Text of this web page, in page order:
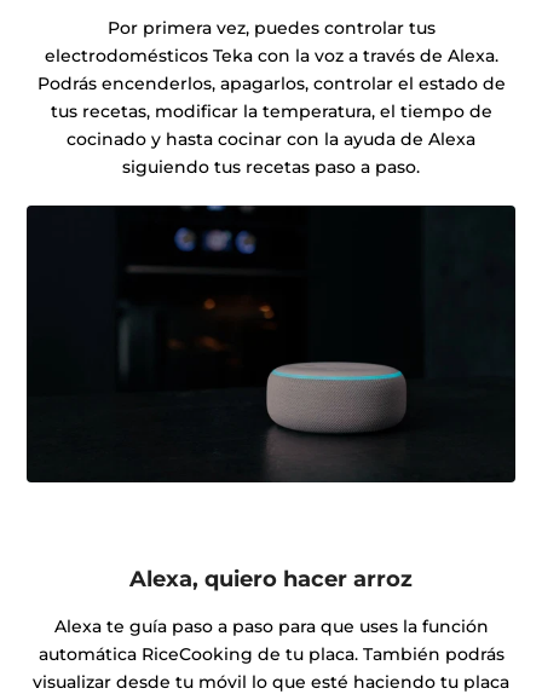
Por primera vez, puedes controlar tus
electrodomésticos Teka con la voz a través de Alexa.
Podrás encenderlos, apagarlos, controlar el estado de
tus recetas, modificar la temperatura, el tiempo de
cocinado y hasta cocinar con la ayuda de Alexa
siguiendo tus recetas paso a paso.
Alexa, quiero hacer arroz
Alexa te guía paso a paso para que uses la función
automática RiceCooking de tu placa. También podrás
visualizar desde tu móvil lo que esté haciendo tu placa